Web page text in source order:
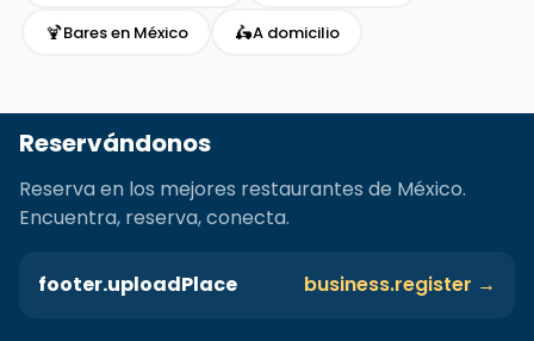
🍹Bares en México 🛵A domicilio
Reservándonos
Reserva en los mejores restaurantes de México.
Encuentra, reserva, conecta.
footer.uploadPlace business.register →